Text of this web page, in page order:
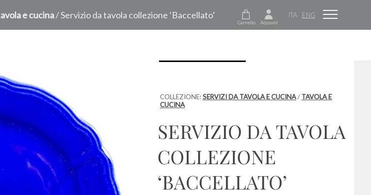
Carrello Account
ITA ENG
e cucina/ Servizio da tavola collezione ‘Baccellato’
COLLEZIONE:SERVIZI DA TAVOLA E CUCINA/ TAVOLA E
CUCINA
SERVIZIO DA TAVOLA
COLLEZIONE
‘BACCELLATO’